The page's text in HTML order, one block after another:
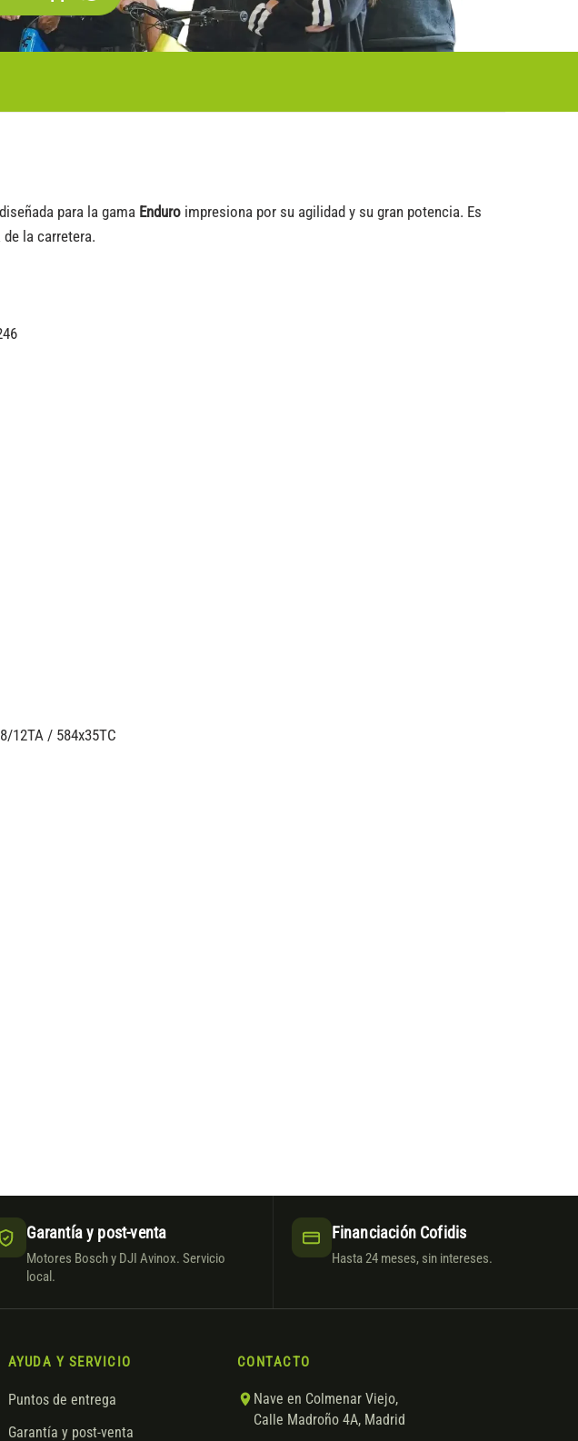
para la gama Enduroimpresiona por su agilidad y su gran potencia. Es
la carretera.
12TA / 584x35TC
Garantía y post-venta
Motores Bosch y DJI Avinox. Servicio
local.
Financiación Cofidis
Hasta 24 meses, sin intereses.
AYUDA Y SERVICIO
Puntos de entrega
Garantía y post-venta
CONTACTO
Nave en Colmenar Viejo,
Calle Madroño 4A, Madrid